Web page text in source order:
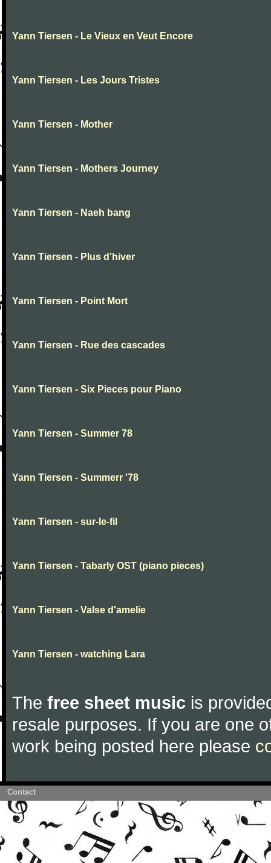
Yann Tiersen - Le Vieux en Veut Encore
Yann Tiersen - Les Jours Tristes
Yann Tiersen - Mother
Yann Tiersen - Mothers Journey
Yann Tiersen - Naeh bang
Yann Tiersen - Plus d'hiver
Yann Tiersen - Point Mort
Yann Tiersen - Rue des cascades
Yann Tiersen - Six Pieces pour Piano
Yann Tiersen - Summer 78
Yann Tiersen - Summerr '78
Yann Tiersen - sur-le-fil
Yann Tiersen - Tabarly OST (piano pieces)
Yann Tiersen - Valse d'amelie
Yann Tiersen - watching Lara
The free sheet music is
resale purposes. If you are one
work being posted here please
Contact